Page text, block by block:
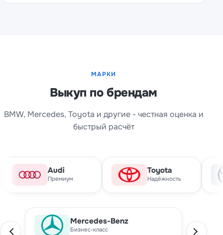
МАРКИ
Выкуп по брендам
BMW, Mercedes, Toyota и другие - честная оценка и
быстрый расчёт
Toyota
Надёжность
Audi
Премиум